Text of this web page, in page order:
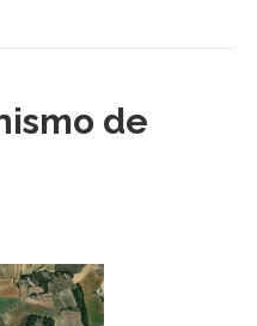
de